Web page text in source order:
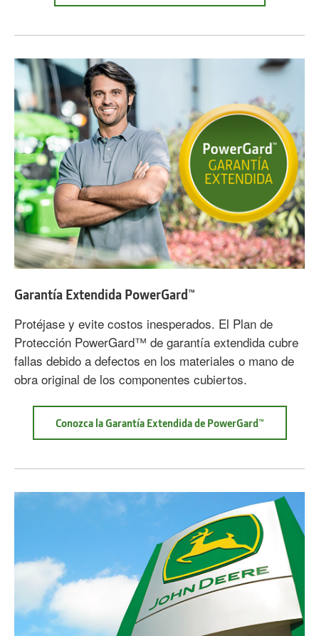
Garantía Extendida PowerGard™
Protéjase y evite costos inesperados. El Plan de
Protección PowerGard™ de garantía extendida cubre
fallas debido a defectos en los materiales o mano de
obra original de los componentes cubiertos.
Conozca la Garantía Extendida de PowerGard™